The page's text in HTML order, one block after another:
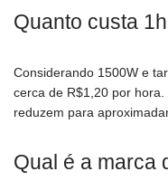
Quanto custa
Considerando 1500W e
cerca de R$1,20 por
reduzem para
Qual é a marca